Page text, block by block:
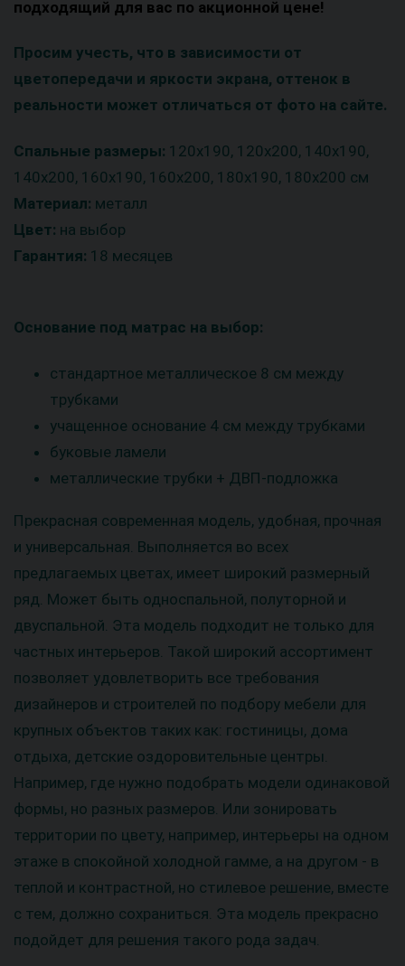
подходящий для вас по акционной цене!
Просим учесть, что в зависимости от
цветопередачи и яркости экрана, оттенок в
реальности может отличаться от фото на сайте.
Спальные размеры: 120х190, 120х200, 140х190,
140х200, 160х190, 160х200, 180х190, 180х200 см
Материал: металл
Цвет: на выбор
Гарантия: 18 месяцев
Основание под матрас на выбор:
стандартное металлическое 8 см между
трубками
учащенное основание 4 см между трубками
буковые ламели
металлические трубки + ДВП-подложка
Прекрасная современная модель, удобная, прочная
и универсальная. Выполняется во всех
предлагаемых цветах, имеет широкий размерный
ряд. Может быть односпальной, полуторной и
двуспальной. Эта модель подходит не только для
частных интерьеров. Такой широкий ассортимент
позволяет удовлетворить все требования
дизайнеров и строителей по подбору мебели для
крупных объектов таких как: гостиницы, дома
отдыха, детские оздоровительные центры.
Например, где нужно подобрать модели одинаковой
формы, но разных размеров. Или зонировать
территории по цвету, например, интерьеры на одном
этаже в спокойной холодной гамме, а на другом - в
теплой и контрастной, но стилевое решение, вместе
с тем, должно сохраниться. Эта модель прекрасно
подойдет для решения такого рода задач.